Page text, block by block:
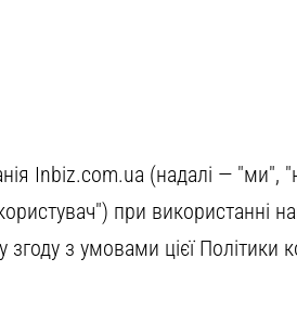
Inbiz.com.ua (надалі — "ми",
при використанні
з умовами цієї Політики